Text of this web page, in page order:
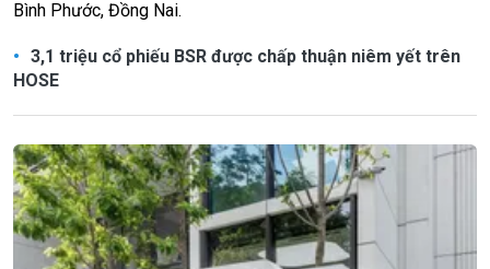
Bình Phước, Đồng Nai.
3,1 triệu cổ phiếu BSR được chấp thuận niêm yết trên
HOSE